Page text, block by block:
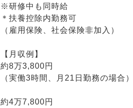
※研修中も同時給
＊扶養控除内勤務可
（雇用保険、社会保険非加入）
【月収例】
約8万3,800円
（実働3時間、月21日勤務の場合）
約4万7,800円